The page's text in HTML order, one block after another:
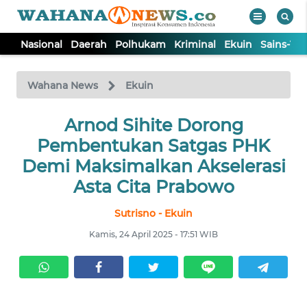
Nasional Daerah Polhukam Kriminal Ekuin Sains-
Wahana News Ekuin
Arnod Sihite Dorong
Pembentukan Satgas PHK
Demi Maksimalkan Akselerasi
Asta Cita Prabowo
Sutrisno - Ekuin
Kamis, 24 April 2025 - 17:51 WIB
TV
Tutup
NASIONAL
DAERAH
EKUIN